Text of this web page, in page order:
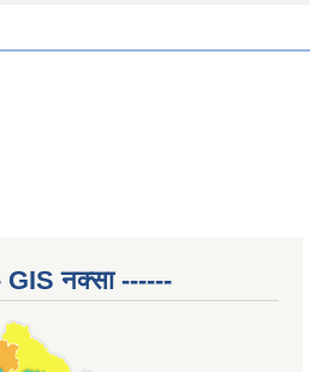
GIS नक्सा ------